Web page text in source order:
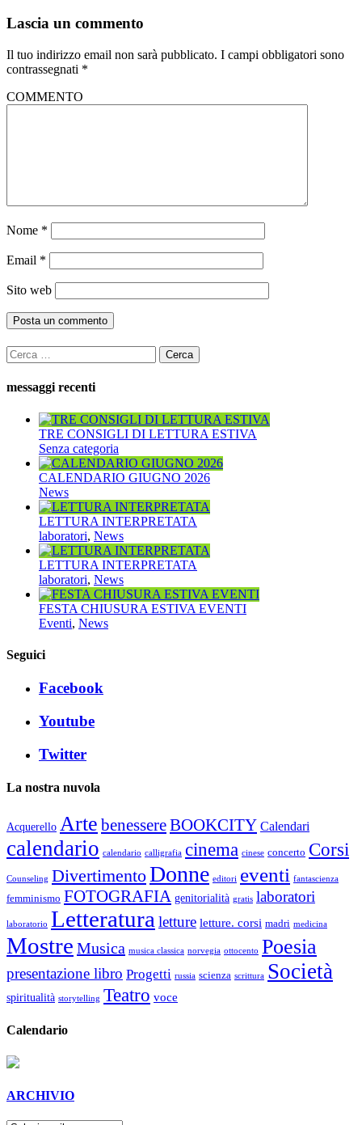
Lascia un commento
Il tuo indirizzo email non sarà pubblicato. I campi obbligatori sono
contrassegnati *
COMMENTO
Nome *
Email *
Sito web
Ricerca
per:
messaggi recenti
TRE CONSIGLI DI LETTURA ESTIVA
Senza categoria
CALENDARIO GIUGNO 2026
News
LETTURA INTERPRETATA
laboratori, News
LETTURA INTERPRETATA
laboratori, News
FESTA CHIUSURA ESTIVA EVENTI
Eventi, News
Seguici
Facebook
Youtube
Twitter
La nostra nuvola
Acquerello Arte benessereBOOKCITY Calendari
calendario calendario calligrafia cinema cinese concerto Corsi
Counseling DivertimentoDonne editori eventi fantascienza
femminismo FOTOGRAFIA genitorialità gratis laboratori
laboratorio Letteratura letture letture. corsi madri medicina
Mostre Musica musica classica norvegia ottocento Poesia
presentazione libro Progetti russia scienza scrittura Società
spiritualità storytelling Teatro voce
Calendario
ARCHIVIO